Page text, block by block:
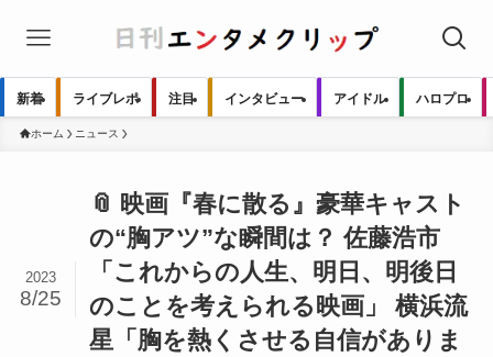
新着 ライブレポ 注目 インタビュー アイドル ハロプロ
ホーム ニュース
📎 映画『春に散る』豪華キャスト
の“胸アツ”な瞬間は？ 佐藤浩市
「これからの人生、明日、明後日
のことを考えられる映画」 横浜流
星「胸を熱くさせる自信がありま
2023
8/25